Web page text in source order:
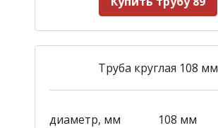
Труба круглая 108 мм
диаметр, мм
108 мм